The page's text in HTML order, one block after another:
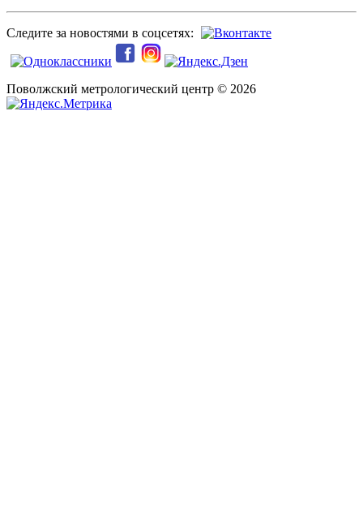
Следите за новостями в соцсетях:
Поволжский метрологический центр © 2026